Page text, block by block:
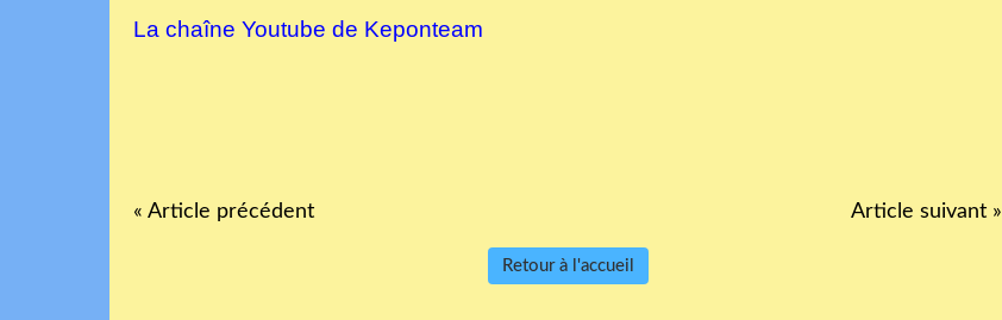
La chaîne Youtube de Keponteam
« Article précédent Article suivant »
Retour à l'accueil